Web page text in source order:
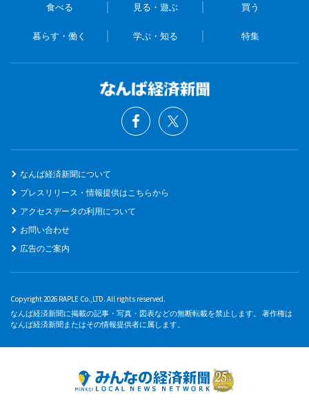
食べる 見る・遊ぶ 買う
暮らす・働く 学ぶ・知る 特集
なんば経済新聞について
プレスリリース・情報提供はこちらから
アクセスデータの利用について
お問い合わせ
広告のご案内
Copyright 2026 RAPLE Co.,LTD. All rights reserved.
なんば経済新聞に掲載の記事・写真・図表などの無断転載を禁止します。 著作権は
なんば経済新聞またはその情報提供者に属します。